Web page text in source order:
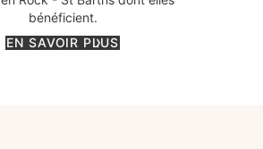
bénéficient.
EN SAVOIR PLUS